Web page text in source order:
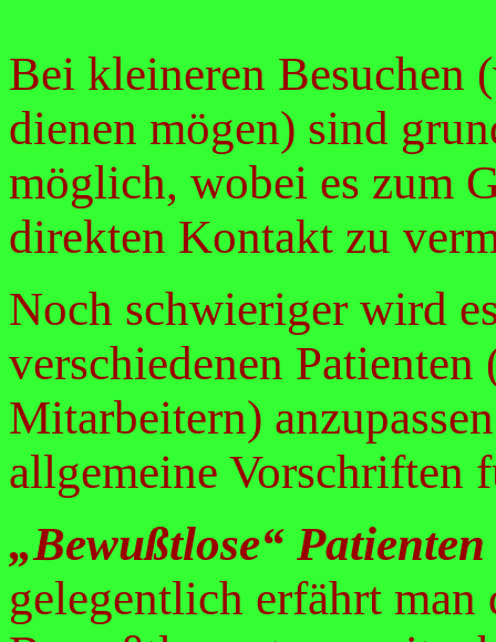
Bei kleineren Besuchen
dienen mögen) sind
möglich, wobei es zum
direkten Kontakt zu
Noch schwieriger wird
verschiedenen
Mitarbeitern)
allgemeine Vorschriften
„Bewußtlose“ Patienten
gelegentlich erfährt